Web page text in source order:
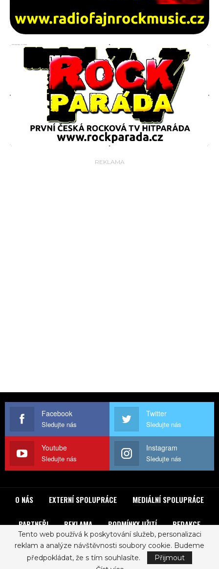
REKLAMA
Facebook
Sledujte nás
Twitter
Sledujte nás
Youtube
Sledujte nás
Instagram
Sledujte nás
O NÁS EXTERNÍ SPOLUPRÁCE MEDIÁLNÍ SPOLUPRÁCE
PARTNEŘI REKLAMA PODMÍNKY UŽITÍ REDAKCE
© 2017 - ROCKLIST. All Rights Reserved.Zásady ochrany osobních údajů
Tento web používá k poskytování služeb, personalizaci
reklam a analýze návštěvnosti soubory cookie. Budeme
předpokládat, že s tím souhlasíte.
Přijmout